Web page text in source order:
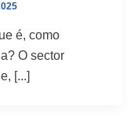
é, como
O sector
[...]